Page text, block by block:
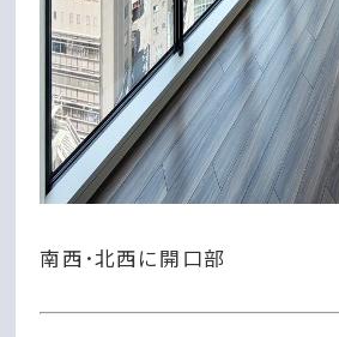
南西･北西に開口部